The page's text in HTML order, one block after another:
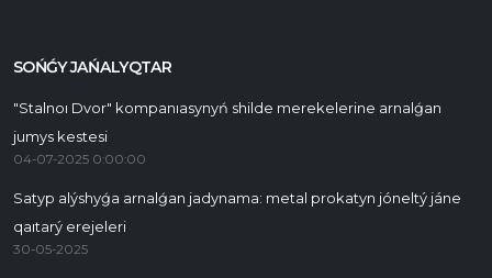
SOŃǴY JAŃALYQTAR
"Stalnoı Dvor" kompanıasynyń shilde merekelerine arnalǵan
jumys kestesi
04-07-2025 0:00:00
Satyp alýshyǵa arnalǵan jadynama: metal prokatyn jóneltý jáne
qaıtarý erejeleri
30-05-2025